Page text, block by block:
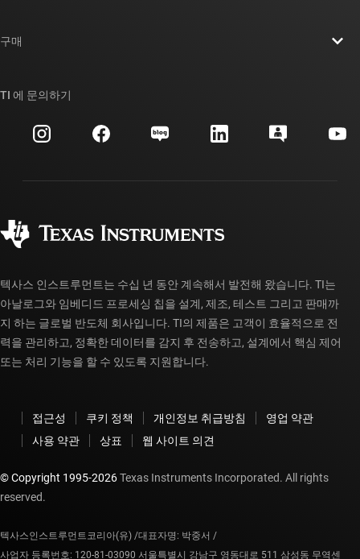
투자 관계
제조
대체품 검색
고객 지원 센터
myTI 계정 FAQ
구매
주문 FAQ
TI 에 문의하기
텍사스 인스트루먼트는 수십 년 동안 계속해서 발전해 왔습니다. TI는
아날로그와 임베디드 프로세싱 칩을 설계, 제조, 테스트 그리고 판매까
지 하는 글로벌 반도체 회사입니다. TI의 제품은 고객이 효율적으로 전
력을 관리하고, 정확한 데이터를 감지 후 전송하고, 설계에서 핵심 제어
또는 처리 기능을 할 수 있도록 지원합니다.
접근성 쿠키 정책 개인정보 취급방침
영업 약관
사용 약관
상표 웹 사이트 의견
© Copyright 1995-2026Texas Instruments Incorporated. All rights
reserved.
텍사스인스트루먼트코리아(유) /대표자명: 박중서 /
사업자 등록번호: 120-81-03090 서울특별시 강남구 영동대로 511 삼성동 무역센